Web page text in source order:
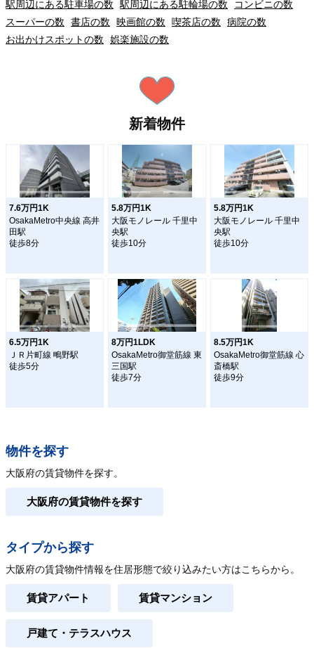
駅周辺にある駐車場の数 駅周辺にある駐輪場の数
コンビニの数
スーパーの数
書店の数 映画館の数 喫茶店の数
病院の数
お出かけスポットの数
娯楽施設の数
新着物件
7.6万円1K
OsakaMetro中央線 高井
田駅
徒歩8分
5.8万円1K
大阪モノレール 千里中
央駅
徒歩10分
5.8万円1K
大阪モノレール 千里中
央駅
徒歩10分
6.5万円1K
ＪＲ片町線 鴫野駅
徒歩5分
8万円1LDK
OsakaMetro御堂筋線 東
三国駅
徒歩7分
8.5万円1K
OsakaMetro御堂筋線 心
斎橋駅
徒歩9分
物件を探す
大阪府の賃貸物件を探す。
大阪府の賃貸物件を探す
タイプから探す
大阪府の賃貸物件情報を住居形態で絞り込みたい方はこちらから。
賃貸アパート 賃貸マンション
戸建て・テラスハウス